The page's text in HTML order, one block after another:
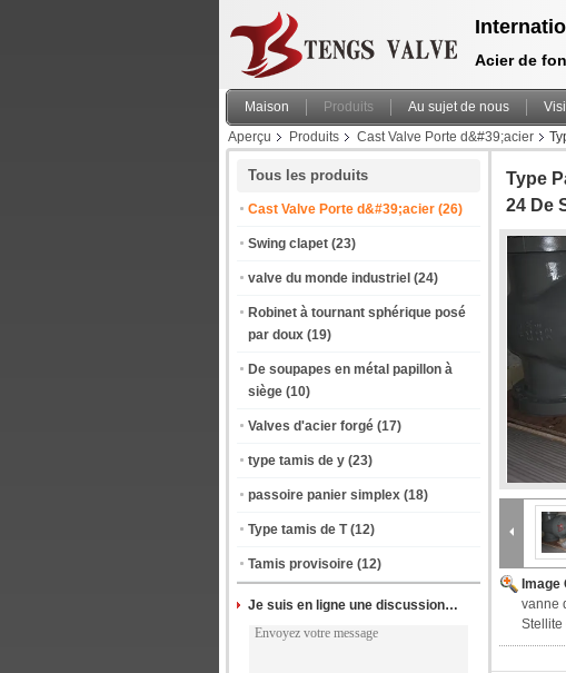
Acier de
Maison Produits Au sujet de nous
Aperçu
Produits Cast Valve Porte d&#39;acier
Tous les produits
Cast Valve Porte d&#39;acier (26)
Swing clapet (23)
valve du monde industriel (24)
Robinet à tournant sphérique posé
par doux (19)
De soupapes en métal papillon à
siège (10)
Valves d'acier forgé (17)
type tamis de y (23)
passoire panier simplex (18)
Type tamis de T (12)
Tamis provisoire (12)
Je suis en ligne une discussion en ligne
Type
24 De
Image
vanne
Stellite